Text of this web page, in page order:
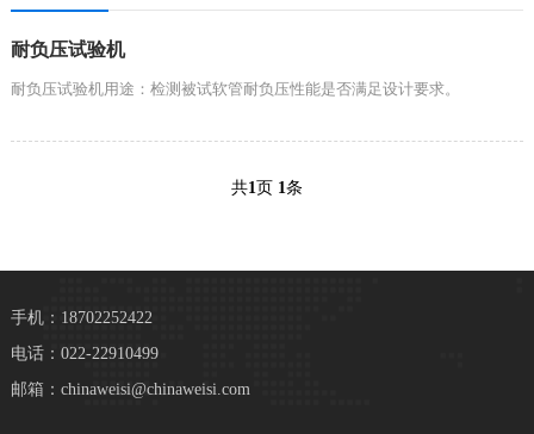
耐负压试验机
耐负压试验机用途：检测被试软管耐负压性能是否满足设计要求。
共1页 1条
手机：18702252422
电话：022-22910499
邮箱：chinaweisi@chinaweisi.com